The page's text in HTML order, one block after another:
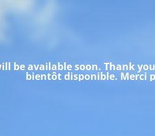
be available soon. Thank
bientôt disponible. Merci